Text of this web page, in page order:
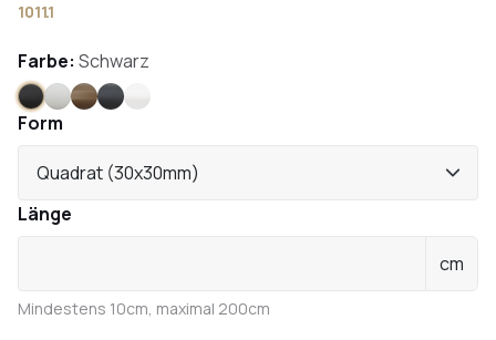
1011.1
Farbe: Schwarz
Schwarz
WeißBronze
Anthrazit
Edelstahl
Form
Quadrat (30x30mm)
Länge
cm
Mindestens 10cm, maximal 200cm